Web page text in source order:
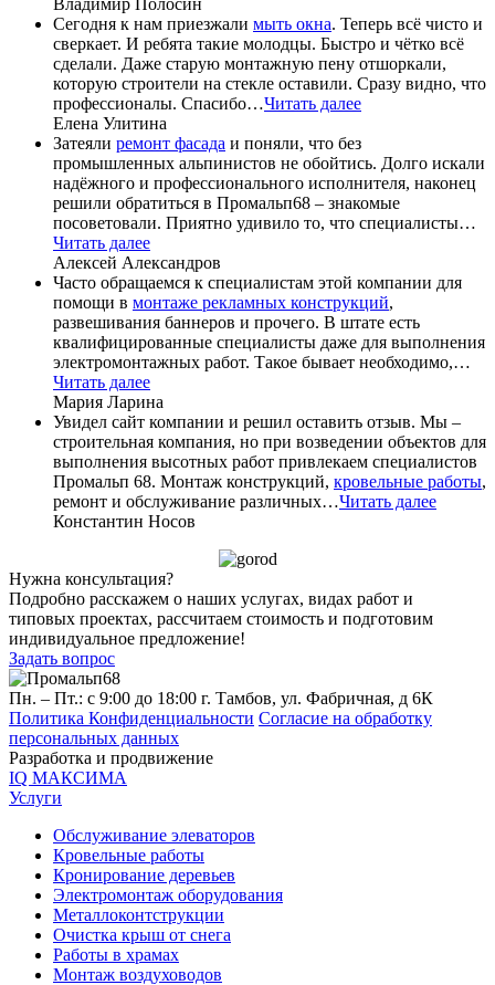
Сегодня к нам приезжали мыть окна. Теперь всё чисто и
сверкает. И ребята такие молодцы. Быстро и чётко всё
сделали. Даже старую монтажную пену отшоркали,
которую строители на стекле оставили. Сразу видно, что
профессионалы. Спасибо…Читать далее
Елена Улитина
Затеяли ремонт фасада и поняли, что без
промышленных альпинистов не обойтись. Долго искали
надёжного и профессионального исполнителя, наконец
решили обратиться в Промальп68 – знакомые
посоветовали. Приятно удивило то, что специалисты…
Читать далее
Алексей Александров
Часто обращаемся к специалистам этой компании для
помощи в монтаже рекламных конструкций,
развешивания баннеров и прочего. В штате есть
квалифицированные специалисты даже для выполнения
электромонтажных работ. Такое бывает необходимо,…
Читать далее
Мария Ларина
Увидел сайт компании и решил оставить отзыв. Мы –
строительная компания, но при возведении объектов для
выполнения высотных работ привлекаем специалистов
Промальп 68. Монтаж конструкций, кровельные работы,
ремонт и обслуживание различных…Читать далее
Константин Носов
Нужна консультация?
Подробно расскажем о наших услугах, видах работ и
типовых проектах, рассчитаем стоимость и подготовим
индивидуальное предложение!
Задать вопрос
Пн. – Пт.: с 9:00 до 18:00 г. Тамбов, ул. Фабричная, д 6К
Политика Конфиденциальности Согласие на обработку
персональных данных
Разработка и продвижение
IQ МАКСИМА
Услуги
Обслуживание элеваторов
Кровельные работы
Кронирование деревьев
Электромонтаж оборудования
Металлоконтструкции
Очистка крыш от снега
Работы в храмах
Монтаж воздуховодов